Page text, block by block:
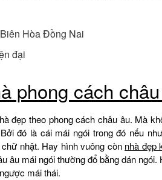
Hòa Đồng Nai
đại
phong cách
đẹp theo phong cách châu âu. Mà
đó là cái mái ngói trong đó nếu
nhật. Hay hình vuông còn nhà đẹp
âu mái ngói thường đổ bằng dán
mái thái.